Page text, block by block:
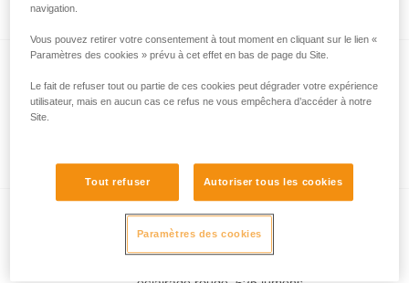
ARIA®2R RGB
en milieu naturel. 625 lumens
ACTIK®CORE
navigation.
Vous pouvez retirer votre consentement à tout moment en cliquant sur le lien «
Paramètres des cookies » prévu à cet effet en bas de page du Site.
Le fait de refuser tout ou partie de ces cookies peut dégrader votre expérience
utilisateur, mais en aucun cas ce refus ne vous empêchera d’accéder à notre
Site.
Tout refuser Autoriser tous les cookies
Paramètres des cookies